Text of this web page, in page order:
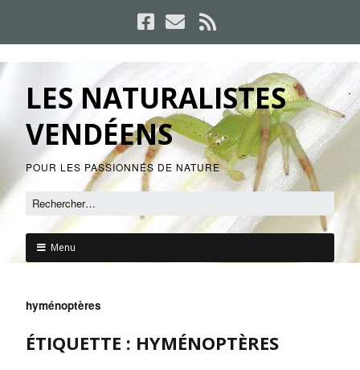
LES NATURALISTES
VENDÉENS
POUR LES PASSIONNÉS DE NATURE
Menu
hyménoptères
ÉTIQUETTE : HYMÉNOPTÈRES